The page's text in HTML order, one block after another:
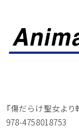
『傷だらけ聖女よ
978-